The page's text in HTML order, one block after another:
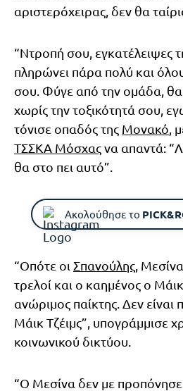
αριστερόχειρας, δεν θα
“Ντροπή σου, εγκατέλειψες
πληρώνει πάρα πολύ και
σου. Φύγε από την ομάδα, θα
χωρίς την τοξικότητά σου,
τόνισε οπαδός της Μονακό ,
ΤΣΣΚΑ Μόσχαςνα απαντά:
θα στο πει αυτό”.
Ακολούθησε το
“Οπότε οι Σπανούλης ,
τρελοί και ο καημένος ο
ανώριμος παίκτης. Δεν είναι
Μάικ Τζέιμς”, υπογράμμισε
κοινωνικού δικτύου.
“Ο Μεσίνα δεν με